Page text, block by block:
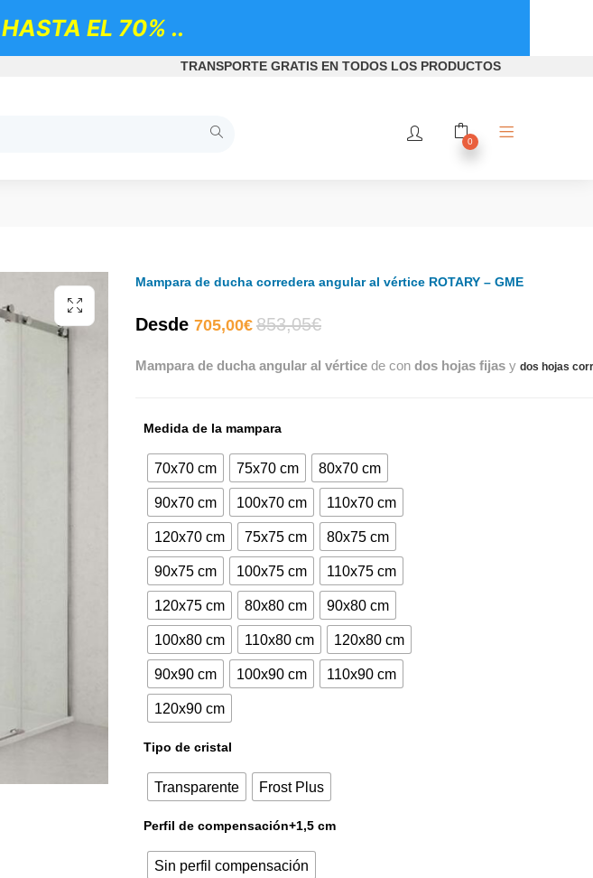
EL 70% ..
TRANSPORTE GRATIS EN TODOS LOS PRODUCTOS
0
Mampara de ducha corredera angular al vértice ROTARY – GME
Desde 705,00€El
precio
es:
705,00€.
853,05€El
precio
era:
853,05€.
Mampara de ducha angular al vértice de con dos hojas fijas y dos hojas
Medida de la mampara
70x70 cm 75x70 cm 80x70 cm
90x70 cm 100x70 cm 110x70 cm
120x70 cm 75x75 cm 80x75 cm
90x75 cm 100x75 cm 110x75 cm
120x75 cm 80x80 cm 90x80 cm
100x80 cm 110x80 cm 120x80 cm
90x90 cm 100x90 cm 110x90 cm
120x90 cm
Tipo de cristal
Transparente Frost Plus
Perfil de compensación+1,5 cm
Sin perfil compensación